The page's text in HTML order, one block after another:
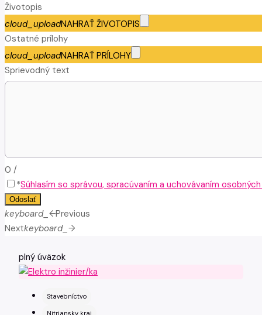
Životopis
cloud_uploadNAHRAŤ ŽIVOTOPIS
Ostatné prílohy
cloud_uploadNAHRAŤ PRÍLOHY
Sprievodný text
0 /
*Súhlasím so správou, spracúvaním a uchovávaním
Odoslať
keyboard_arrow_leftPrevious
Nextkeyboard_arrow_right
plný úväzok
Stavebníctvo